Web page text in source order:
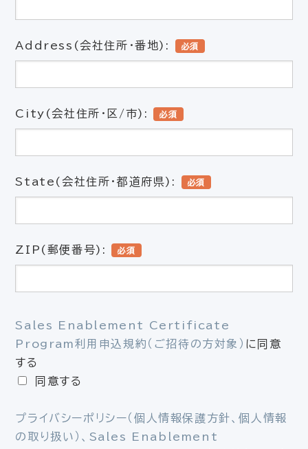
Address(会社住所・番地): 必須
City(会社住所・区/市): 必須
State(会社住所・都道府県): 必須
ZIP(郵便番号): 必須
Sales Enablement Certificate
Program利用申込規約（ご招待の方対象） に同意
する
同意する
プライバシーポリシー（個人情報保護方針、個人情報
の取り扱い）、 Sales Enablement